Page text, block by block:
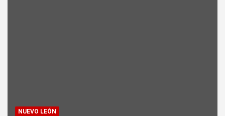
NUEVO LEÓN